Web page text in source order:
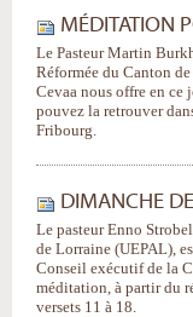
MÉDITATION
Le Pasteur Martin
Réformée du Canton
Cevaa nous offre en ce
pouvez la retrouver
Fribourg.
DIMANCHE
Le pasteur Enno
de Lorraine (UEPAL),
Conseil exécutif de la
méditation, à partir du
versets 11 à 18.